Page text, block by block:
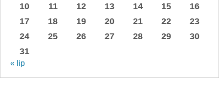
10
11 12 13 14 15
16
17
18 19 20 21 22
23
24
25 26 27 28 29
30
31
« lip